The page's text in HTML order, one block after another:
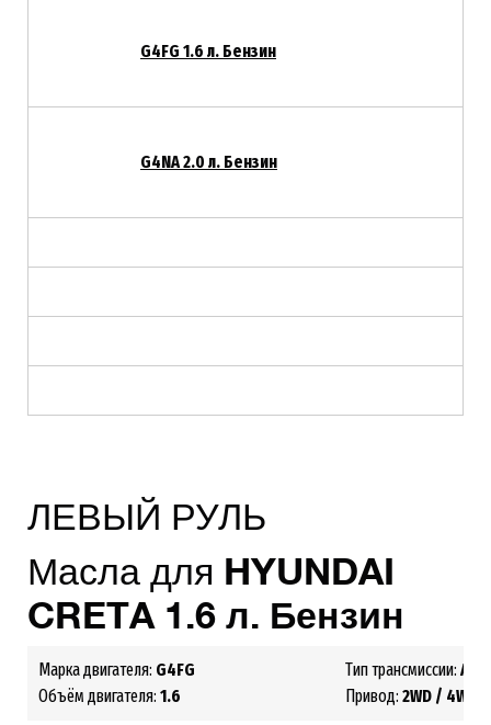
G4FG 1.6 л. Бензин
G4NA2.0 л. Бензин
ЛЕВЫЙ РУЛЬ
Масла для HYUNDAI
CRETA 1.6 л. Бензин
Марка двигателя: G4FG
Объём двигателя: 1.6
Тип трансмиссии:
Привод: 2WD / 4WD